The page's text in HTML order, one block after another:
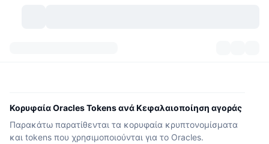
Κατηγορίες
Επισκόπηση αγοράς
Σήματα New
Ανταλλακτήρια
Κορυφαία Oracles Tokens ανά Κεφαλαιοποίηση αγοράς
Παρακάτω παρατίθενται τα κορυφαία κρυπτονομίσματα
και tokens που χρησιμοποιούνται για το Oracles.